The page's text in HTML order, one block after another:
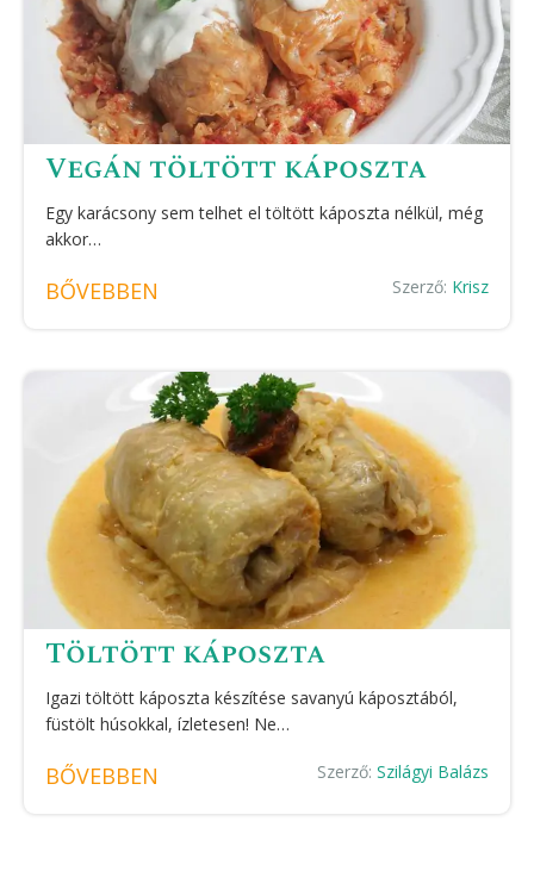
Vegán töltött káposzta
Egy karácsony sem telhet el töltött káposzta nélkül, még
akkor…
BŐVEBBEN Szerző: Krisz
Töltött káposzta
Igazi töltött káposzta készítése savanyú káposztából,
füstölt húsokkal, ízletesen! Ne…
BŐVEBBEN Szerző: Szilágyi Balázs